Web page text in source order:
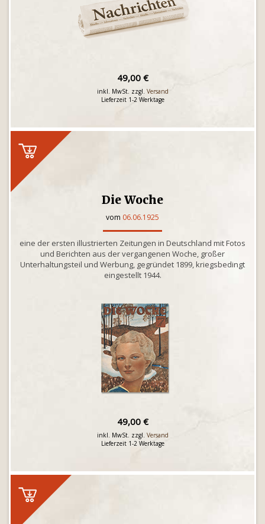
49,00 €
inkl. MwSt. zzgl. Versand
Lieferzeit 1-2 Werktage
Die Woche
vom 06.06.1925
eine der ersten illustrierten Zeitungen in Deutschland mit Fotos
und Berichten aus der vergangenen Woche, großer
Unterhaltungsteil und Werbung, gegründet 1899, kriegsbedingt
eingestellt 1944.
49,00 €
inkl. MwSt. zzgl. Versand
Lieferzeit 1-2 Werktage